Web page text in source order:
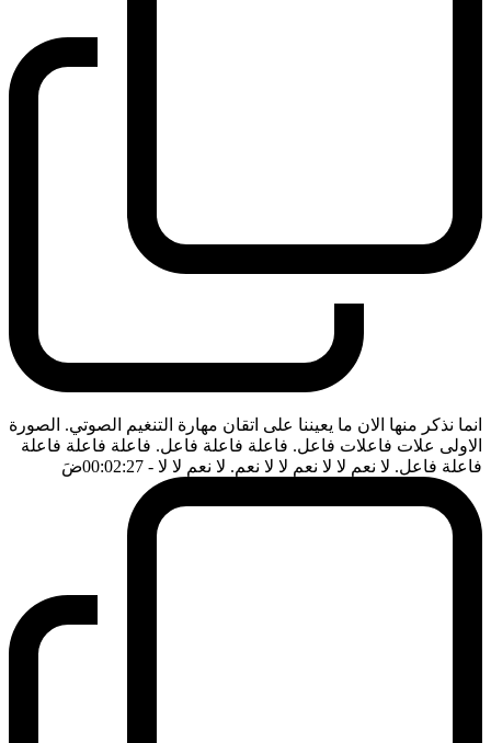
انما نذكر منها الان ما يعيننا على اتقان مهارة التنغيم الصوتي. الصورة
الاولى علات فاعلات فاعل. فاعلة فاعلة فاعل. فاعلة فاعلة فاعلة
فاعلة فاعل. لا نعم لا لا نعم لا لا نعم. لا نعم لا لا - 00:02:27 ضَ